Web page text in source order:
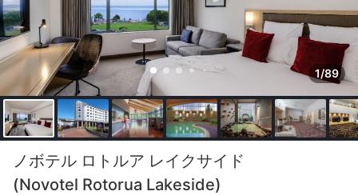
1/89
ノボテル ロトルア レイクサイド
(Novotel Rotorua Lakeside)
星評価 4.5つ星